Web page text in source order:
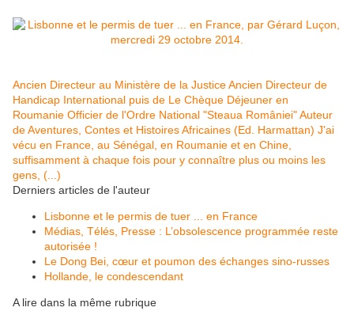
Ancien Directeur au Ministère de la Justice Ancien Directeur de
Handicap International puis de Le Chèque Déjeuner en
Roumanie Officier de l'Ordre National "Steaua României" Auteur
de Aventures, Contes et Histoires Africaines (Ed. Harmattan) J'ai
vécu en France, au Sénégal, en Roumanie et en Chine,
suffisamment à chaque fois pour y connaître plus ou moins les
gens, (...)
Derniers articles de l'auteur
Lisbonne et le permis de tuer ... en France
Médias, Télés, Presse : L’obsolescence programmée reste
autorisée !
Le Dong Bei, cœur et poumon des échanges sino-russes
Hollande, le condescendant
A lire dans la même rubrique